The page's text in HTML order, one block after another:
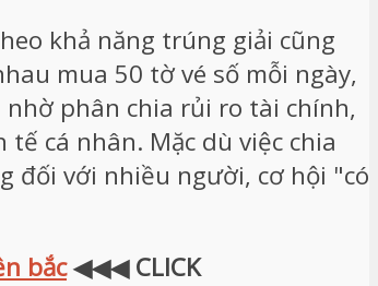
khả năng trúng giải cũng
mua 50 tờ vé số mỗi ngày,
phân chia rủi ro tài chính,
cá nhân. Mặc dù việc chia
đối với nhiều người, cơ hội "có
bắc◀◀◀ CLICK